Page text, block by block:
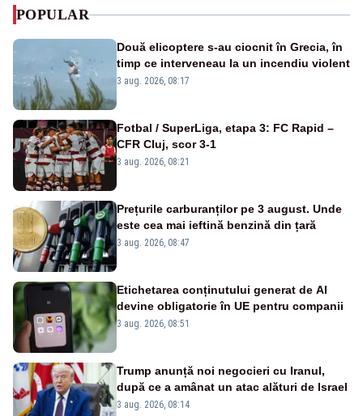
POPULAR
Două elicoptere s-au ciocnit în Grecia, în
timp ce interveneau la un incendiu violent
3 aug. 2026, 08:17
Fotbal / SuperLiga, etapa 3: FC Rapid –
CFR Cluj, scor 3-1
3 aug. 2026, 08:21
Prețurile carburanților pe 3 august. Unde
este cea mai ieftină benzină din țară
3 aug. 2026, 08:47
Etichetarea conținutului generat de AI
devine obligatorie în UE pentru companii
3 aug. 2026, 08:51
Trump anunță noi negocieri cu Iranul,
după ce a amânat un atac alături de Israel
3 aug. 2026, 08:14